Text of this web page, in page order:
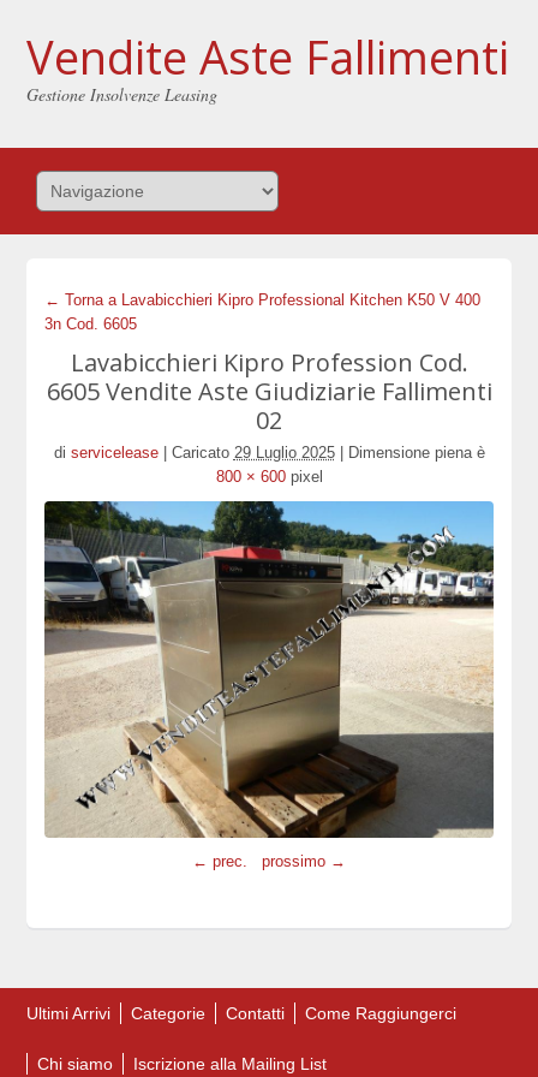
Vendite Aste Fallimenti
Gestione Insolvenze Leasing
← Torna a Lavabicchieri Kipro Professional Kitchen K50 V 400
3n Cod. 6605
Lavabicchieri Kipro Profession Cod.
6605 Vendite Aste Giudiziarie Fallimenti
02
di servicelease Caricato 29 Luglio 2025
Dimensione piena è
800 × 600pixel
← prec. prossimo →
Ultimi Arrivi Categorie Contatti Come Raggiungerci
Chi siamo Iscrizione alla Mailing List